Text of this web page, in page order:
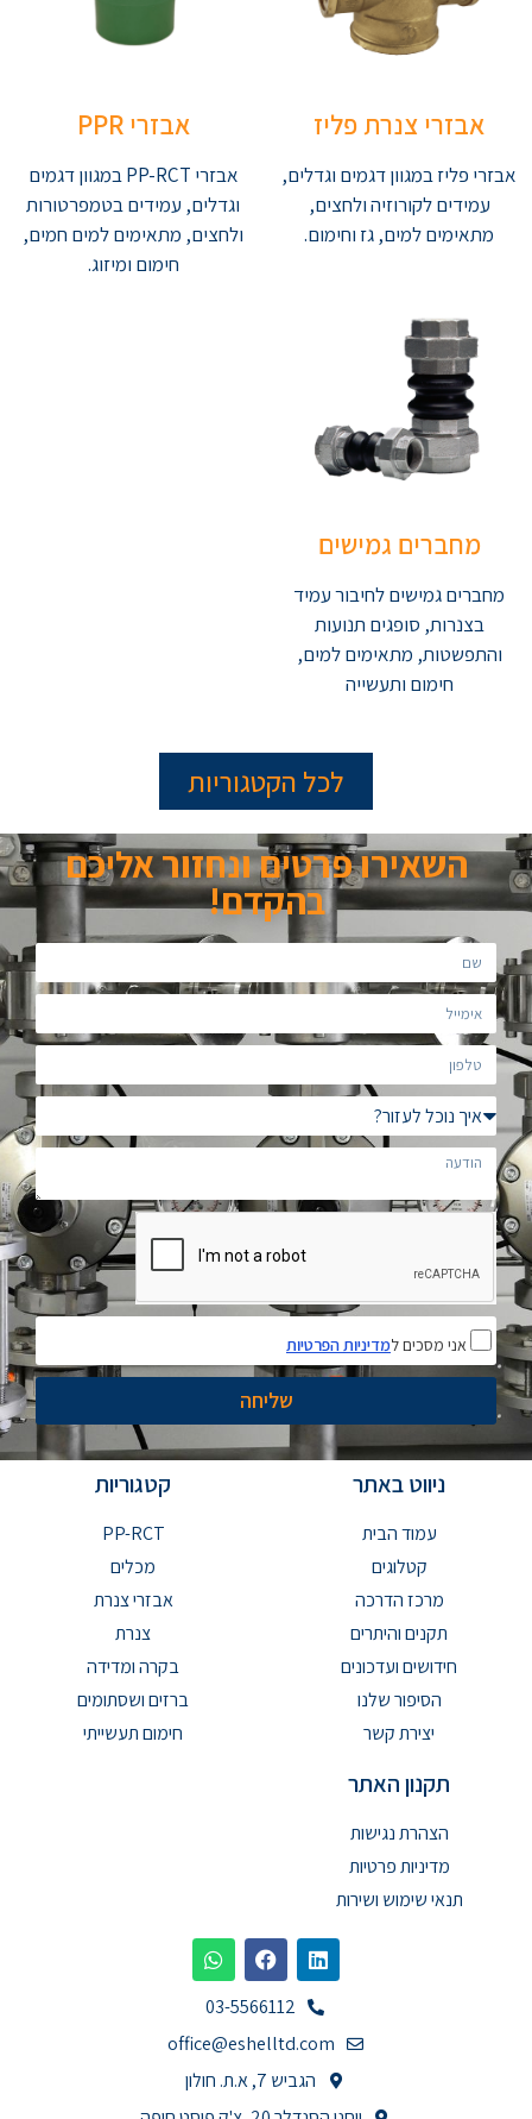
אבזרי צנרת פליז
אבזרי פליז במגוון דגמים וגדלים,
עמידים לקורוזיה ולחצים,
מתאימים למים, גז וחימום.
אבזרי PPR
אבזרי PP-RCT במגוון דגמים
וגדלים, עמידים בטמפרטורות
ולחצים, מתאימים למים חמים,
חימום ומיזוג.
מחברים גמישים
מחברים גמישים לחיבור עמיד
בצנרות, סופגים תנועות
והתפשטות, מתאימים למים,
חימום ותעשייה
לכל הקטגוריות
השאירו פרטים ונחזור אליכם
בהקדם!
אני מסכים למדיניות הפרטיות
שליחה
ניווט באתר
עמוד הבית
קטלוגים
מרכז הדרכה
תקנים והיתרים
חידושים ועדכונים
הסיפור שלנו
יצירת קשר
קטגוריות
PP-RCT
מכלים
אבזרי צנרת
צנרת
בקרה ומדידה
ברזים ושסתומים
חימום תעשייתי
תקנון האתר
הצהרת נגישות
מדיניות פרטיות
תנאי שימוש ושירות
03-5566112
office@eshelltd.com
הגביש 7, א.ת. חולון